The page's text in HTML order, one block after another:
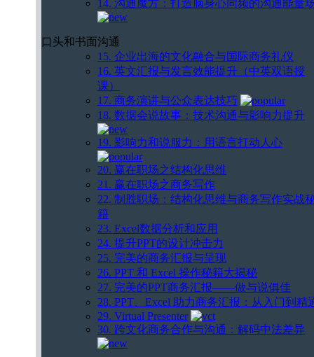
14. 沟通魔方：打造脑身心同频的沟通能量
口头和书面沟通
15. 企业出海的文化融合与国际商务礼仪
16. 英文汇报与发言效能提升（中英双语授
课）
17. 商务演讲与公众表达技巧
18. 数据会说故事：技术沟通与影响力提升
19. 影响力和说服力：用语言打动人心
20. 赢在职场之结构化思维
21. 赢在职场之商务写作
22. 制胜职场：结构化思维与商务写作实战
籍
23. Excel数据分析和应用
24. 提升PPT的设计冲击力
25. 完美的商务汇报与呈现
26. PPT 和 Excel 操作秘籍大揭秘
27. 完美的PPT商务汇报——做与说俱佳
28. PPT、Excel 助力商务汇报：从入门到精
29. Virtual Presenter
30. 跨文化商务合作与沟通：解码中法差异